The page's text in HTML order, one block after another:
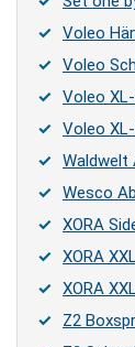
Voleo
Voleo
Voleo
Voleo
Waldwelt
Wesco
XORA
XORA
XORA
Z2